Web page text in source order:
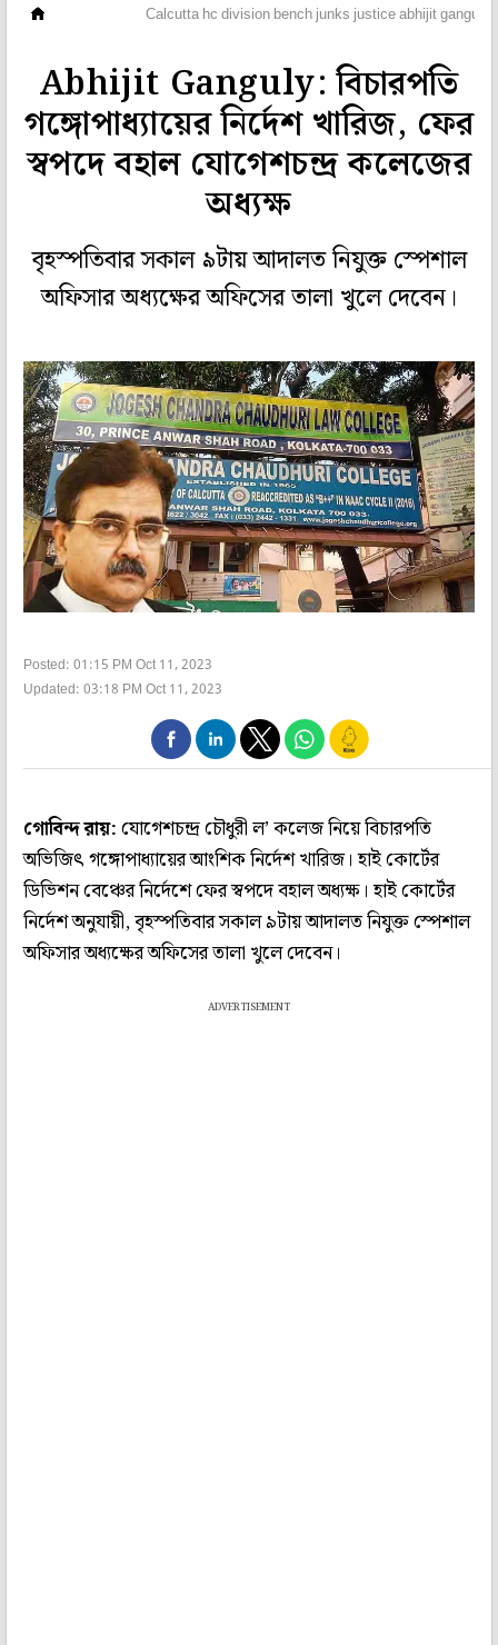
Calcutta hc division bench junks justice abhijit
Abhijit Ganguly: বিচারপতি
গঙ্গোপাধ্যায়ের নির্দেশ খারিজ, ফের
স্বপদে বহাল যোগেশচন্দ্র কলেজের
অধ্যক্ষ
বৃহস্পতিবার সকাল ৯টায় আদালত নিযুক্ত স্পেশাল
অফিসার অধ্যক্ষের অফিসের তালা খুলে দেবেন।
Posted: 01:15 PM Oct 11, 2023
Updated: 03:18 PM Oct 11, 2023
গোবিন্দ রায়:যোগেশচন্দ্র চৌধুরী ল’ কলেজ নিয়ে বিচারপতি
অভিজিৎ গঙ্গোপাধ্যায়ের আংশিক নির্দেশ খারিজ। হাই কোর্টের
ডিভিশন বেঞ্চের নির্দেশে ফের স্বপদে বহাল অধ্যক্ষ। হাই কোর্টের
নির্দেশ অনুযায়ী, বৃহস্পতিবার সকাল ৯টায় আদালত নিযুক্ত স্পেশাল
অফিসার অধ্যক্ষের অফিসের তালা খুলে দেবেন।
ADVERTISEMENT